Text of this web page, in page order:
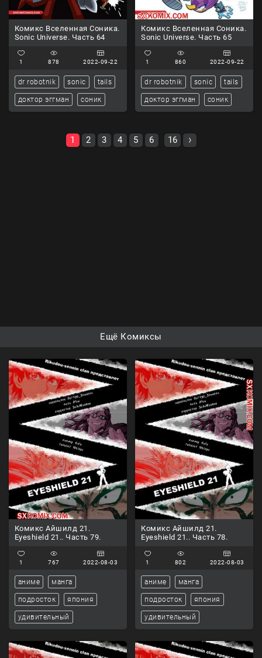
Комикс Вселенная Соника.
Sonic Universe. Часть 64
1 878 2022-09-22
dr robotnik sonic tails
доктор эггман соник
Комикс Вселенная Соника.
Sonic Universe. Часть 65
1 860 2022-09-22
dr robotnik sonic tails
доктор эггман соник
1 2 3 4 5 6 16
Ещё Комиксы
Комикс Айшилд 21.
Eyeshield 21.. Часть 79.
1 767 2022-08-03
аниме манга
подросток япония
удивительный
Комикс Айшилд 21.
Eyeshield 21.. Часть 78.
1 802 2022-08-03
аниме манга
подросток япония
удивительный